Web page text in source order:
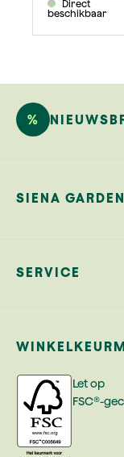
beschikbaar
%
SIENA GARDEN
SERVICE
Let op
FSC®-